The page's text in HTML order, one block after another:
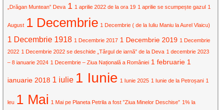
„Drăgan Muntean” Deva 1 1 aprilie 2022 de la ora 19 1 aprilie se scumpește gazul 1
August 1 Decembrie 1 Decembrie ( de la Iuliu Maniu la Aurel Vlaicu)
1 Decembrie 1918 1 Decembrie 2017 1 Decembrie 2019 1 Decembrie
2022 1 Decembrie 2022 se deschide „Târgul de iarnă” de la Deva 1 decembrie 2023
– 8 ianuarie 2024 1 Decembrie – Ziua Națională a României 1 februarie 1
ianuarie 2018 1 iulie 1 Iunie 1 Iunie 2025 1 Iunie de la Petroșani 1
leu 1 Mai 1 Mai pe Planeta Petrila a fost ”Ziua Minelor Deschise” 1% la